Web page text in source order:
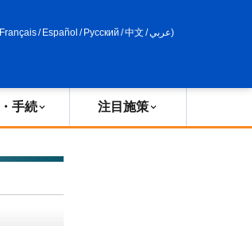
Français/ Español / Русский /中文 /عربي)
手続 注目施策